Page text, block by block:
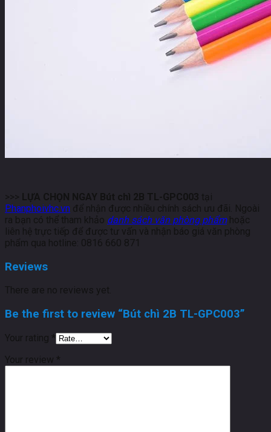
>>> LỰA CHỌN NGAY Bút chì 2B TL-GPC003 tại
Phanphoivhc.vn để nhận được nhiều chính sách ưu đãi. Ngoài
ra bạn có thể tham khảo danh sách văn phòng phẩm hoặc
liên hệ trực tiếp để được tư vấn và nhận báo giá văn phòng
phẩm qua hotline: 0816 660 871
Reviews
There are no reviews yet.
Be the first to review “Bút chì 2B TL-GPC003”
Your rating *
Your review *